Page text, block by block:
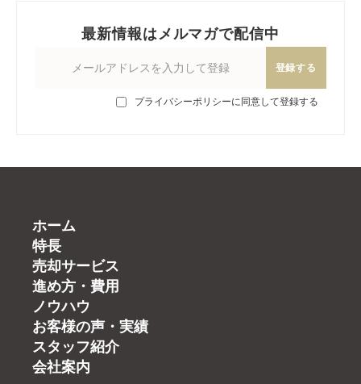
最新情報はメルマガで配信中
登録する
プライバシーポリシーに同意して登録する
ホーム
特長
売却サービス
進め方・費用
ノウハウ
お客様の声・実績
スタッフ紹介
会社案内